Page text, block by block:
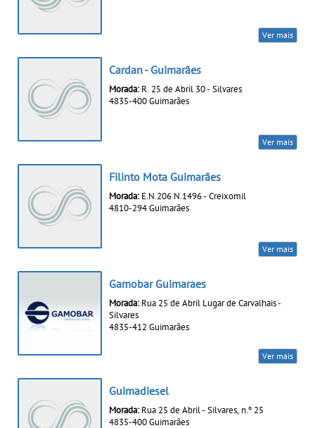
Ver mais
Cardan - Guimarães
Morada: R. 25 de Abril 30 - Silvares
4835-400 Guimarães
Ver mais
Filinto Mota Guimarães
Morada: E.N.206 N.1496 - Creixomil
4810-294 Guimarães
Ver mais
Gamobar Guimaraes
Morada: Rua 25 de Abril Lugar de Carvalhais -
Silvares
4835-412 Guimarães
Ver mais
Guimadiesel
Morada: Rua 25 de Abril - Silvares, n.º 25
4835-400 Guimarães